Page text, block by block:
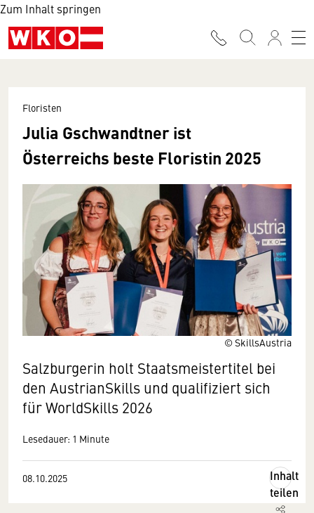
Zum Inhalt springen
© SkillsAustria
Floristen
Julia Gschwandtner ist
Österreichs beste Floristin 2025
Salzburgerin holt Staatsmeistertitel bei
den AustrianSkills und qualifiziert sich
für WorldSkills 2026
Lesedauer: 1 Minute
08.10.2025
Inhalt
teilen